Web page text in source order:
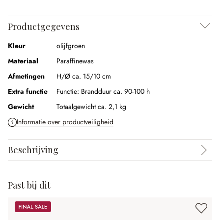
Productgegevens
Kleur
olijfgroen
Materiaal
Paraffinewas
Afmetingen
H/Ø ca. 15/10 cm
Extra functie
Functie: Brandduur ca. 90-100 h
Gewicht
Totaalgewicht ca. 2,1 kg
Informatie over productveiligheid
Beschrijving
Past bij dit
Sale